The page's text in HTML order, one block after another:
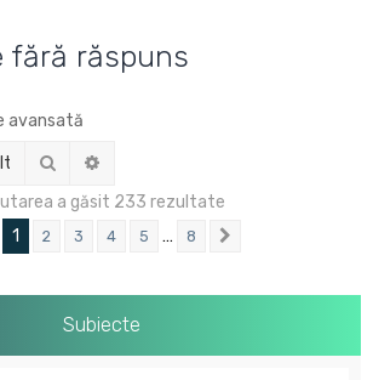
fără răspuns
avansată
Căutare
a găsit 233 rezultate
Pagina1 din
1 2 3 4 5 … 8
Subiecte